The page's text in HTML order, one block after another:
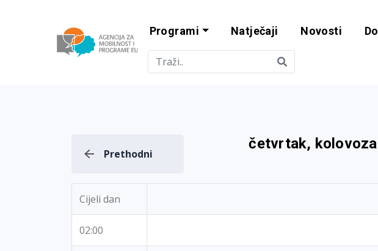
Agencija za
Programi Natječaji Novosti
Prethodni
četvrtak,
Cijeli dan
02:00